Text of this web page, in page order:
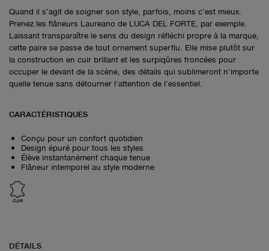
Quand il s’agit de soigner son style, parfois, moins c’est mieux.
Prenez les flâneurs Laureano de LUCA DEL FORTE, par exemple.
Laissant transparaître le sens du design réfléchi propre à la marque,
cette paire se passe de tout ornement superflu. Elle mise plutôt sur
la construction en cuir brillant et les surpiqûres froncées pour
occuper le devant de la scène, des détails qui sublimeront n’importe
quelle tenue sans détourner l’attention de l’essentiel.
CARACTÉRISTIQUES
Conçu pour un confort quotidien
Design épuré pour tous les styles
Élève instantanément chaque tenue
Flâneur intemporel au style moderne
CUIR
DÉTAILS